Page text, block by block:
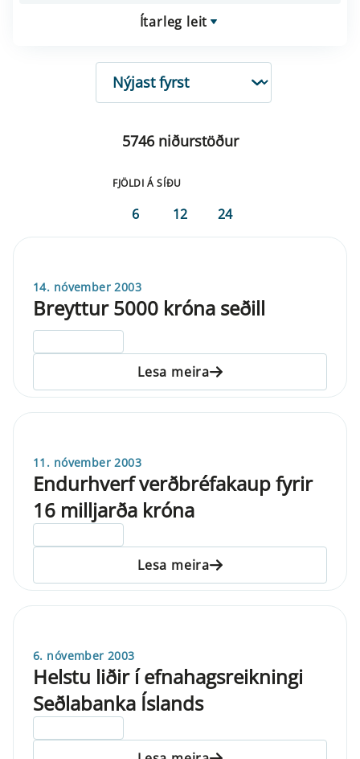
Ítarleg leit
RÖÐUN
5746 niðurstöður
FJÖLDI Á SÍÐU
6 12 24
14. nóvember 2003
Breyttur 5000 króna seðill
Lesa meira
11. nóvember 2003
Endurhverf verðbréfakaup fyrir
16 milljarða króna
Lesa meira
6. nóvember 2003
Helstu liðir í efnahagsreikningi
Seðlabanka Íslands